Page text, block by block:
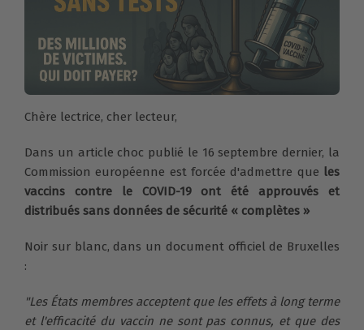
Chère lectrice, cher lecteur,
Dans un article choc publié le 16 septembre dernier, la
Commission européenne est forcée d'admettre que les
vaccins contre le COVID-19 ont été approuvés et
distribués sans données de sécurité « complètes »
Noir sur blanc, dans un document officiel de Bruxelles
:
"Les États membres acceptent que les effets à long terme
et l'efficacité du vaccin ne sont pas connus, et que des